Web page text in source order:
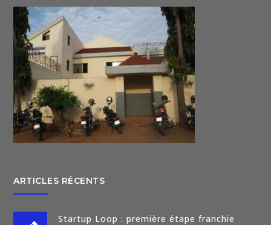
ARTICLES RÉCENTS
Startup Loop : première étape franchie